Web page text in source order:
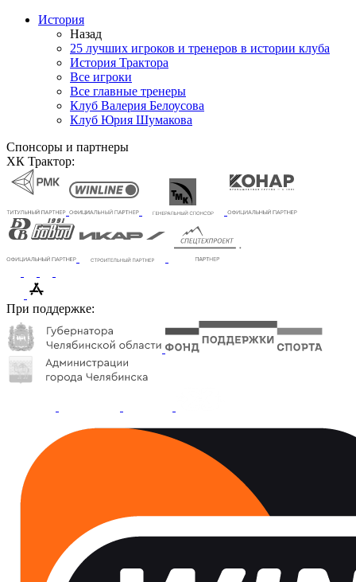
История
Назад
25 лучших игроков и тренеров в истории клуба
История Трактора
Все игроки
Все главные тренеры
Клуб Валерия Белоусова
Клуб Юрия Шумакова
Спонсоры и партнеры
ХК Трактор:
При поддержке: